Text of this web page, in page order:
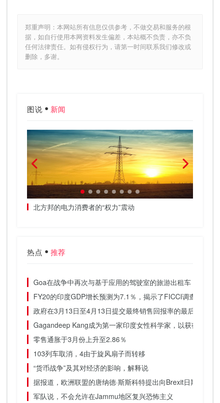
郑重声明：本网站所有信息仅供参考，不做交易和服务的根
据，如自行使用本网资料发生偏差，本站概不负责，亦不负
任何法律责任。如有侵权行为，请第一时间联系我们修改或
删除，多谢。
图说 新闻
北方邦的电力消费者的“权力”震动
热点 推荐
Goa在战争中再次与基于应用的驾驶室的旅游出租车
FY20的印度GDP增长预测为7.1％，揭示了FICCI调查
政府在3月13日至4月13日提交最终销售回报率的最后日期
Gagandeep Kang成为第一家印度女性科学家，以获得英国
零售通胀于3月份上升至2.86％
103列车取消，4由于旋风扇子而转移
“货币战争”及其对经济的影响，解释说
据报道，欧洲联盟的唐纳德·斯斯科特提出向Brexit日期提供英
军队说，不会允许在Jammu地区复兴恐怖主义